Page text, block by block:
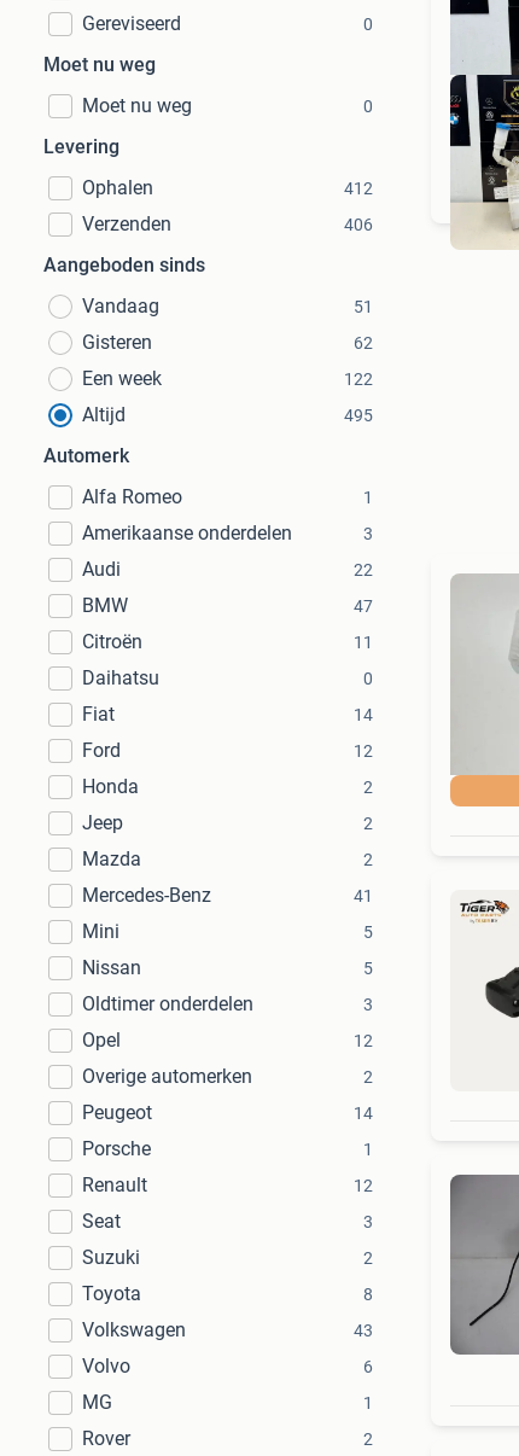
Gereviseerd 0
Moet nu weg
Moet nu weg
0
Levering
Ophalen
412
Verzenden 406
Aangeboden sinds
Vandaag
51
Gisteren 62
Een week 122
Altijd 495
Automerk
Alfa Romeo
1
Amerikaanse onderdelen 3
Audi 22
BMW 47
Citroën 11
Daihatsu 0
Fiat 14
Ford 12
Honda 2
Jeep 2
Mazda 2
Mercedes-Benz 41
Mini 5
Nissan 5
Oldtimer onderdelen 3
Opel 12
Overige automerken 2
Peugeot 14
Porsche 1
Renault 12
Seat 3
Suzuki 2
Toyota 8
Volkswagen 43
Volvo 6
MG 1
Rover 2